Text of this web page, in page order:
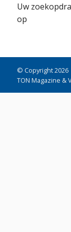
Uw
op
© Copyright 2026
TON Magazine &